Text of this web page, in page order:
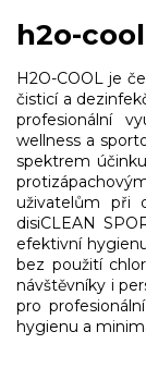
h2o-cool
H2O-COOL je
čisticí a
profesionální
wellness a
spektrem
uživatelům při
disiCLEAN
efektivní
bez použití
návštěvníky i
pro
hygienu a